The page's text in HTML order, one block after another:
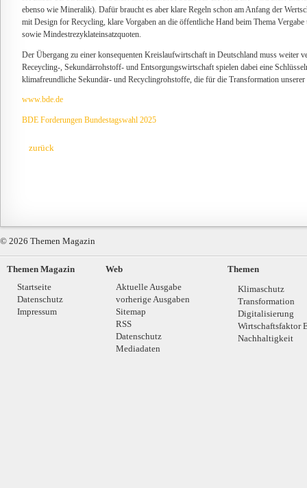
ebenso wie Mineralik). Dafür braucht es aber klare Regeln schon am Anfang der
mit Design for Recycling, klare Vorgaben an die öffentliche Hand beim Thema
sowie Mindestrezyklateinsatzquoten.
Der Übergang zu einer konsequenten Kreislaufwirtschaft in Deutschland muss weiter
Receycling-, Sekundärrohstoff- und Entsorgungswirtschaft spielen dabei eine
klimafreundliche Sekundär- und Recyclingrohstoffe, die für die Transformation
www.bde.de
BDE Forderungen Bundestagswahl 2025
zurück
© 2026 Themen Magazin
Themen Magazin
Startseite
Datenschutz
Impressum
Web
Aktuelle Ausgabe
vorherige Ausgaben
Sitemap
RSS
Datenschutz
Mediadaten
Themen
Klimaschutz
Transformation
Digitalisierung
Wirtschaftsfaktor
Nachhaltigkeit